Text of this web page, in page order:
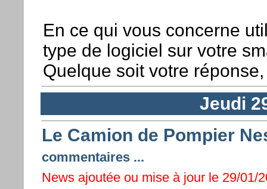
En ce qui vous concerne
type de logiciel sur votre
Quelque soit votre
Jeudi
Le Camion de Pompier
commentaires ...
News ajoutée ou mise à jour le 29/01/